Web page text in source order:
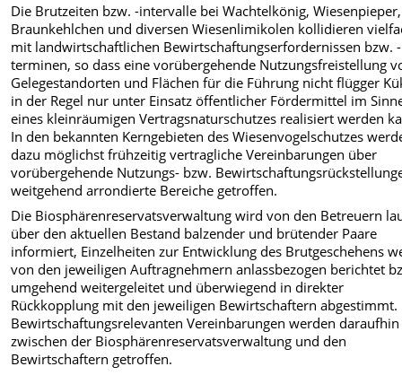
Die Brutzeiten bzw. -intervalle bei Wachtelkönig, Wiesenpieper,
Braunkehlchen und diversen Wiesenlimikolen kollidieren
mit landwirtschaftlichen Bewirtschaftungserfordernissen bzw. -
terminen, so dass eine vorübergehende Nutzungsfreistellung
Gelegestandorten und Flächen für die Führung nicht flügger
in der Regel nur unter Einsatz öffentlicher Fördermittel im
eines kleinräumigen Vertragsnaturschutzes realisiert werden
In den bekannten Kerngebieten des Wiesenvogelschutzes
dazu möglichst frühzeitig vertragliche Vereinbarungen über
vorübergehende Nutzungs- bzw.
weitgehend arrondierte Bereiche getroffen.
Die Biosphärenreservatsverwaltung wird von den Betreuern
über den aktuellen Bestand balzender und brütender Paare
informiert, Einzelheiten zur Entwicklung des Brutgeschehens
von den jeweiligen Auftragnehmern anlassbezogen berichtet
umgehend weitergeleitet und überwiegend in direkter
Rückkopplung mit den jeweiligen Bewirtschaftern abgestimmt.
Bewirtschaftungsrelevanten Vereinbarungen werden daraufhin
zwischen der Biosphärenreservatsverwaltung und den
Bewirtschaftern getroffen.